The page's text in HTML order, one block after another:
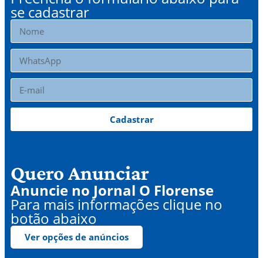
se cadastrar
Cadastrar
Quero Anunciar
Anuncie no Jornal O Florense
Para mais informações clique no
botão abaixo
Ver opções de anúncios